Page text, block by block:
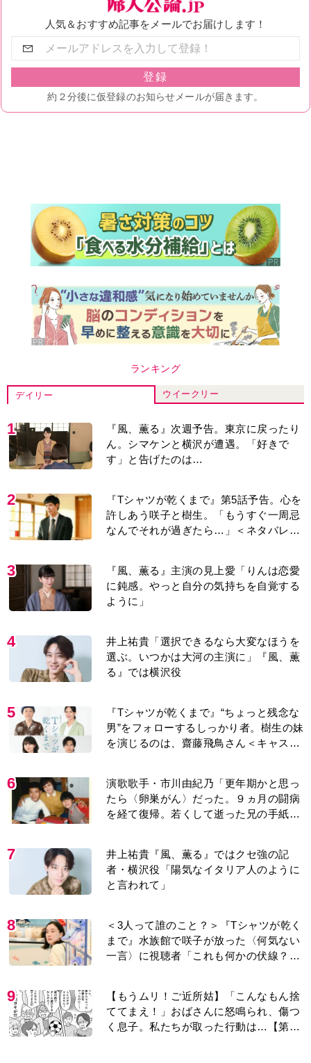
ランキング
デイリー ウイークリー
1
『風、薫る』次週予告。東京に戻ったり
ん。シマケンと横沢が遭遇。「好きで
す」と告げたのは…
2
『Tシャツが乾くまで』第5話予告。心を
許しあう咲子と樹生。「もうすぐ一周忌
なんでそれが過ぎたら…」＜ネタバレあ
3
『風、薫る』主演の見上愛「りんは恋愛
に鈍感。やっと自分の気持ちを自覚する
ように」
4
井上祐貴「選択できるなら大変なほうを
選ぶ。いつかは大河の主演に」『風、薫
る』では横沢役
5
『Tシャツが乾くまで』“ちょっと残念な
男”をフォローするしっかり者。樹生の妹
を演じるのは、齋藤飛鳥さん＜キャスト
6
演歌歌手・市川由紀乃「更年期かと思っ
たら〈卵巣がん〉だった。９ヵ月の闘病
を経て復帰。若くして逝った兄の手紙を
7
井上祐貴『風、薫る』ではクセ強の記
者・横沢役「陽気なイタリア人のように
と言われて」
8
＜3人って誰のこと？＞『Tシャツが乾く
まで』水族館で咲子が放った〈何気ない
一言〉に視聴者「これも何かの伏線？」
9
【もうムリ！ご近所姑】「こんなもん捨
ててまえ！」おばさんに怒鳴られ、傷つ
く息子。私たちが取った行動は…【第3